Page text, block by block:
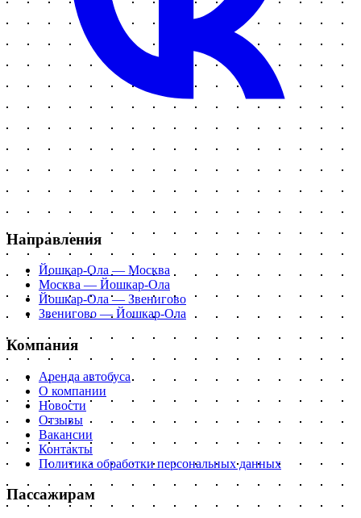
Направления
Йошкар-Ола — Москва
Москва — Йошкар-Ола
Йошкар-Ола — Звенигово
Звенигово — Йошкар-Ола
Компания
Аренда автобуса
О компании
Новости
Отзывы
Вакансии
Контакты
Политика обработки персональных данных
Пассажирам